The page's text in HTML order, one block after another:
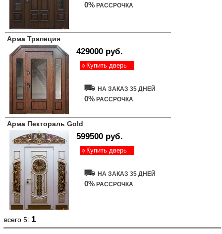
0% РАССРОЧКА
Арма Трапеция
429000 руб.
Купить дверь
НА ЗАКАЗ 35 ДНЕЙ
0% РАССРОЧКА
Арма Пектораль Gold
599500 руб.
Купить дверь
НА ЗАКАЗ 35 ДНЕЙ
0% РАССРОЧКА
всего 5: 1